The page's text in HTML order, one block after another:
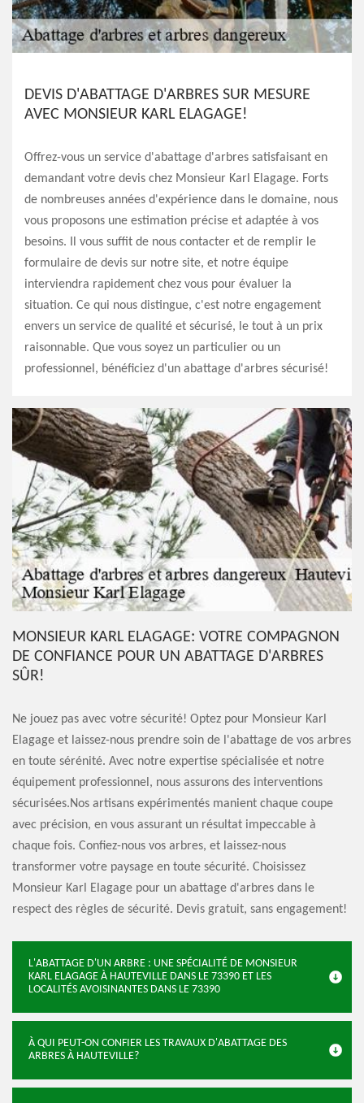
DEVIS D'ABATTAGE D'ARBRES SUR MESURE
AVEC MONSIEUR KARL ELAGAGE!
Offrez-vous un service d'abattage d'arbres satisfaisant en
demandant votre devis chez Monsieur Karl Elagage. Forts
de nombreuses années d'expérience dans le domaine, nous
vous proposons une estimation précise et adaptée à vos
besoins. Il vous suffit de nous contacter et de remplir le
formulaire de devis sur notre site, et notre équipe
interviendra rapidement chez vous pour évaluer la
situation. Ce qui nous distingue, c'est notre engagement
envers un service de qualité et sécurisé, le tout à un prix
raisonnable. Que vous soyez un particulier ou un
professionnel, bénéficiez d'un abattage d'arbres sécurisé!
MONSIEUR KARL ELAGAGE: VOTRE COMPAGNON
DE CONFIANCE POUR UN ABATTAGE D'ARBRES
SÛR!
Ne jouez pas avec votre sécurité! Optez pour Monsieur Karl
Elagage et laissez-nous prendre soin de l'abattage de vos arbres
en toute sérénité. Avec notre expertise spécialisée et notre
équipement professionnel, nous assurons des interventions
sécurisées.Nos artisans expérimentés manient chaque coupe
avec précision, en vous assurant un résultat impeccable à
chaque fois. Confiez-nous vos arbres, et laissez-nous
transformer votre paysage en toute sécurité. Choisissez
Monsieur Karl Elagage pour un abattage d'arbres dans le
respect des règles de sécurité. Devis gratuit, sans engagement!
L'ABATTAGE D'UN ARBRE : UNE SPÉCIALITÉ DE MONSIEUR
KARL ELAGAGE À HAUTEVILLE DANS LE 73390 ET LES
LOCALITÉS AVOISINANTES DANS LE 73390
À QUI PEUT-ON CONFIER LES TRAVAUX D'ABATTAGE DES
ARBRES À HAUTEVILLE?